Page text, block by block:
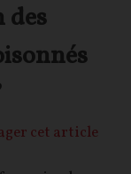
des
cet article